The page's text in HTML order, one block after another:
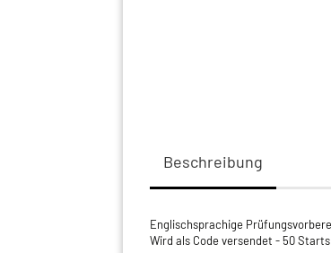
Beschreibung
Englischsprachige
Wird als Code versendet - 50